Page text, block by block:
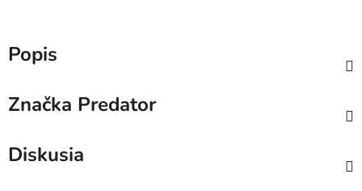
Popis
Značka Predator
Diskusia